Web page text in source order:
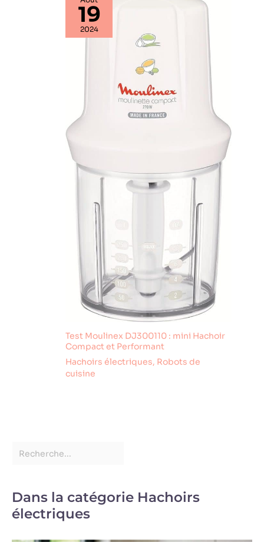
19
2024
Test Moulinex DJ300110 : mini Hachoir
Compact et Performant
Hachoirs électriques, Robots de
cuisine
Dans la catégorie Hachoirs
électriques